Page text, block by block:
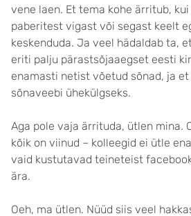
vene laen. Et tema kohe ärritub,
paberitest vigast või segast keelt
keskenduda. Ja veel hädaldab ta,
eriti palju pärastsõjaaegset eesti
enamasti netist võetud sõnad, ja
sõnaveebi ühekülgseks.
Aga pole vaja ärrituda, ütlen mina.
kõik on viinud – kolleegid ei ütle
vaid kustutavad teineteist
ära.
Oeh, ma ütlen. Nüüd siis veel